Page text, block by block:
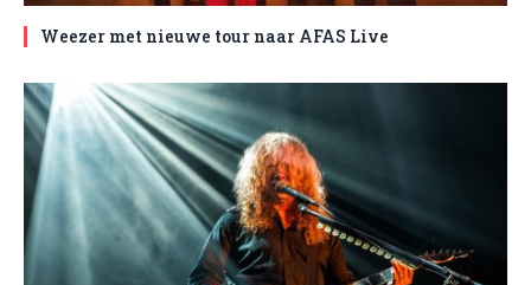
Weezer met nieuwe tour naar AFAS Live